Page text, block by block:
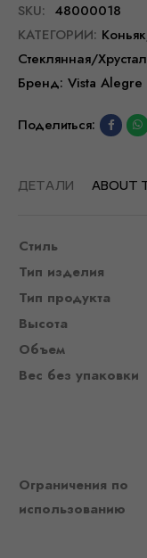
SKU: 48000018
КАТЕГОРИИ:
Стеклянная/
Бренд: Vista Alegre
Поделиться:
ДЕТАЛИ ABOUT
Стиль
Тип изделия
Тип продукта
Высота
Объем
Вес без упаковки
Ограничения по
использованию